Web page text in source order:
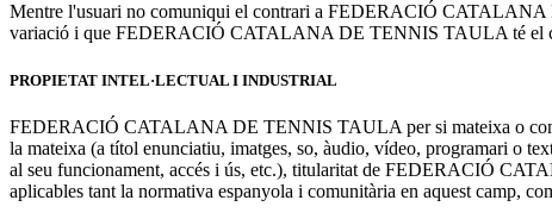
Mentre l'usuari no comuniqui el contrari a FEDERACIÓ CATALANA
variació i que FEDERACIÓ CATALANA DE TENNIS TAULA té el
PROPIETAT INTEL·LECTUAL I INDUSTRIAL
FEDERACIÓ CATALANA DE TENNIS TAULA per si mateixa o com
la mateixa (a títol enunciatiu, imatges, so, àudio, vídeo, programari o
al seu funcionament, accés i ús, etc.), titularitat de FEDERACIÓ
aplicables tant la normativa espanyola i comunitària en aquest camp,